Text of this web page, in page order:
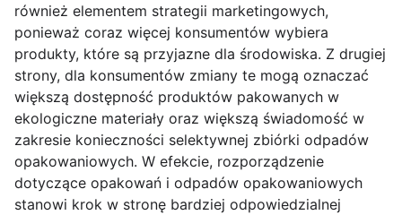
również elementem strategii marketingowych,
ponieważ coraz więcej konsumentów wybiera
produkty, które są przyjazne dla środowiska. Z drugiej
strony, dla konsumentów zmiany te mogą oznaczać
większą dostępność produktów pakowanych w
ekologiczne materiały oraz większą świadomość w
zakresie konieczności selektywnej zbiórki odpadów
opakowaniowych. W efekcie, rozporządzenie
dotyczące opakowań i odpadów opakowaniowych
stanowi krok w stronę bardziej odpowiedzialnej